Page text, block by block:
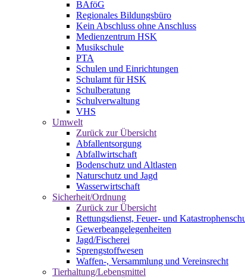
BAföG
Regionales Bildungsbüro
Kein Abschluss ohne Anschluss
Medienzentrum HSK
Musikschule
PTA
Schulen und Einrichtungen
Schulamt für HSK
Schulberatung
Schulverwaltung
VHS
Umwelt
Zurück zur Übersicht
Abfallentsorgung
Abfallwirtschaft
Bodenschutz und Altlasten
Naturschutz und Jagd
Wasserwirtschaft
Sicherheit/Ordnung
Zurück zur Übersicht
Rettungsdienst, Feuer- und
Gewerbeangelegenheiten
Jagd/Fischerei
Sprengstoffwesen
Waffen-, Versammlung und Vereinsrecht
Tierhaltung/Lebensmittel